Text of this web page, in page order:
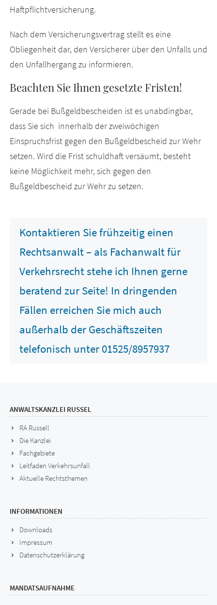
Haftpflichtversicherung.
Nach dem Versicherungsvertrag stellt es eine
Obliegenheit dar, den Versicherer über den Unfalls und
den Unfallhergang zu informieren.
Beachten Sie Ihnen gesetzte Fristen!
Gerade bei Bußgeldbescheiden ist es unabdingbar,
dass Sie sich innerhalb der zweiwöchigen
Einspruchsfrist gegen den Bußgeldbescheid zur Wehr
setzen. Wird die Frist schuldhaft versäumt, besteht
keine Möglichkeit mehr, sich gegen den
Bußgeldbescheid zur Wehr zu setzen.
Kontaktieren Sie frühzeitig einen
Rechtsanwalt – als Fachanwalt für
Verkehrsrecht stehe ich Ihnen gerne
beratend zur Seite! In dringenden
Fällen erreichen Sie mich auch
außerhalb der Geschäftszeiten
telefonisch unter 01525/8957937
ANWALTSKANZLEI RUSSEL
RA Russell
Die Kanzlei
Fachgebiete
Leitfaden Verkehrsunfall
Aktuelle Rechtsthemen
INFORMATIONEN
Downloads
Impressum
Datenschutzerklärung
MANDATSAUFNAHME